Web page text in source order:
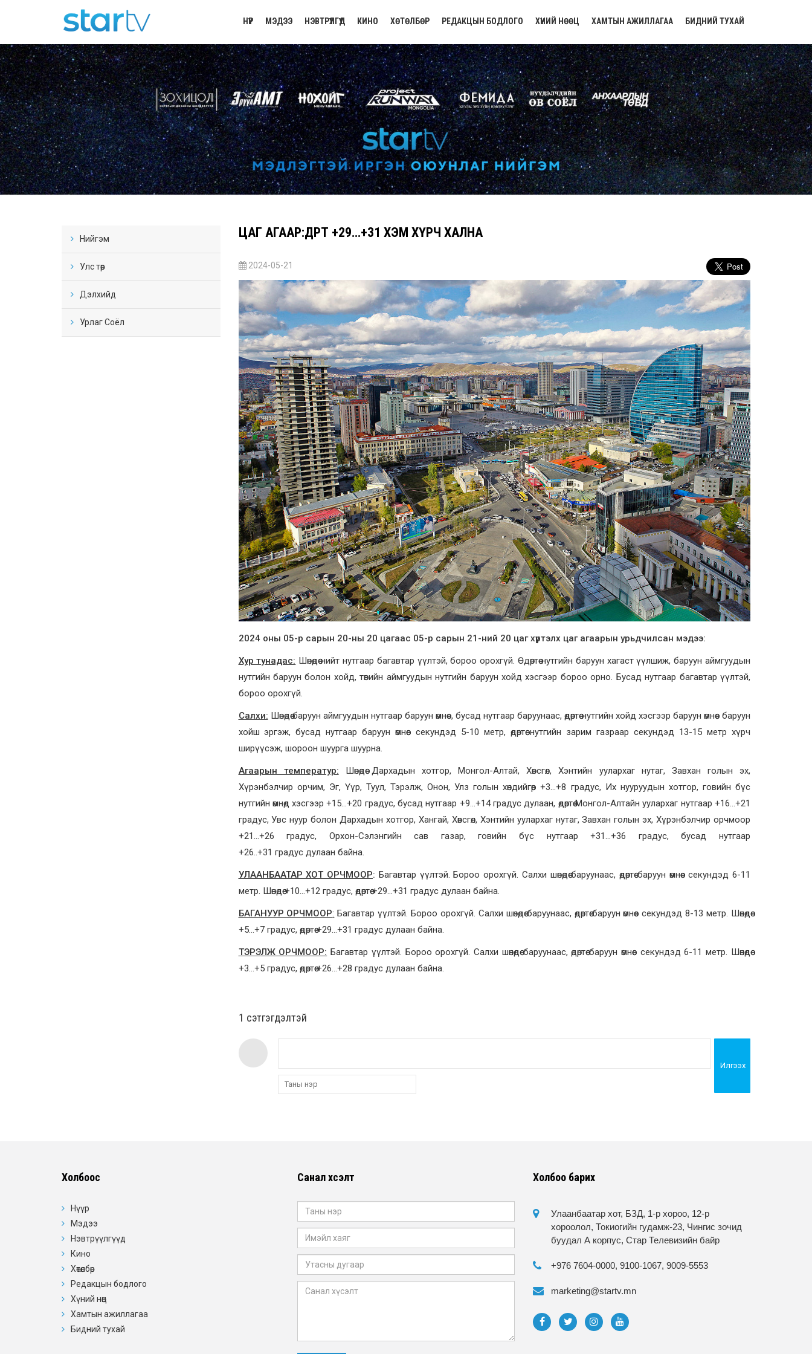
НҮҮР МЭДЭЭ НЭВТРҮҮЛГҮҮД КИНО ХӨТӨЛБӨР РЕДАКЦЫН БОДЛОГО ХҮНИЙ НӨӨЦ ХАМТЫН АЖИЛЛАГАА БИДНИЙ ТУХАЙ
Нийгэм
Улс төр
Дэлхийд
Урлаг Соёл
ЦАГ АГААР:ӨДӨРТӨӨ +29…+31 ХЭМ ХҮРЧ ХАЛНА
2024-05-21
2024 оны 05-р сарын 20-ны 20 цагаас 05-р сарын 21-ний 20 цаг хүртэлх цаг агаарын урьдчилсан мэдээ:
Хур тунадас: Шөнөдөө нийт нутгаар багавтар үүлтэй, бороо орохгүй. Өдөртөө нутгийн баруун хагаст үүлшиж, баруун аймгуудын
нутгийн баруун болон хойд, төвийн аймгуудын нутгийн баруун хойд хэсгээр бороо орно. Бусад нутгаар багавтар үүлтэй,
бороо орохгүй.
Салхи: Шөнөдөө баруун аймгуудын нутгаар баруун өмнөөс, бусад нутгаар баруунаас, өдөртөө нутгийн хойд хэсгээр баруун өмнөөс баруун
хойш эргэж, бусад нутгаар баруун өмнөөс секундэд 5-10 метр, өдөртөө нутгийн зарим газраар секундэд 13-15 метр хүрч
ширүүсэж, шороон шуурга шуурна.
Агаарын температур: Шөнөдөө Дархадын хотгор, Монгол-Алтай, Хөвсгөл, Хэнтийн уулархаг нутаг, Завхан голын эх,
Хүрэнбэлчир орчим, Эг, Үүр, Туул, Тэрэлж, Онон, Улз голын хөндийгөөр +3…+8 градус, Их нууруудын хотгор, говийн бүс
нутгийн өмнөд хэсгээр +15…+20 градус,бусад нутгаар +9…+14градус дулаан, өдөртөө Монгол-Алтайн уулархаг нутгаар +16…+21
градус, Увс нуур болон Дархадын хотгор, Хангай, Хөвсгөл, Хэнтийн уулархаг нутаг, Завхан голын эх, Хүрэнбэлчир орчмоор
+21…+26 градус, Орхон-Сэлэнгийн сав газар, говийн бүс нутгаар +31…+36 градус,бусад нутгаар
+26..+31 градусдулаан байна.
УЛААНБААТАР ХОТ ОРЧМООР: Багавтар үүлтэй. Бороо орохгүй. Салхи шөнөдөө баруунаас, өдөртөө баруун өмнөөссекундэд 6-11
метр. Шөнөдөө +10…+12 градус, өдөртөө +29…+31 градус дулаан байна.
БАГАНУУР ОРЧМООР: Багавтар үүлтэй. Бороо орохгүй. Салхи шөнөдөө баруунаас, өдөртөө баруун өмнөөссекундэд 8-13 метр. Шөнөдөө
+5…+7 градус, өдөртөө +29…+31 градус дулаан байна.
ТЭРЭЛЖ ОРЧМООР: Багавтар үүлтэй. Бороо орохгүй. Салхи шөнөдөө баруунаас, өдөртөө баруун өмнөөс секундэд 6-11 метр. Шөнөдөө
+3…+5 градус, өдөртөө +26…+28 градус дулаан байна.
1 сэтгэгдэлтэй
Илгээх
Холбоос
Нүүр
Мэдээ
Нэвтрүүлгүүд
Кино
Хөтөлбөр
Редакцын бодлого
Хүний нөөц
Хамтын ажиллагаа
Бидний тухай
Санал хүсэлт Холбоо барих
Улаанбаатар хот, БЗД, 1-р хороо, 12-р
хороолол, Токиогийн гудамж-23, Чингис зочид
буудал А корпус, Стар Телевизийн байр
+976 7604-0000, 9100-1067, 9009-5553
marketing@startv.mn